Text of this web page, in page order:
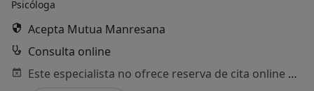
Psicóloga
Acepta Mutua Manresana
Consulta online
Este especialista no ofrece reserva de cita online en esta dirección.